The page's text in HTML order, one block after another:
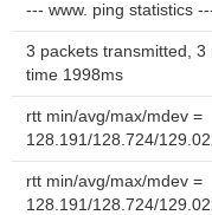
--- www. ping statistics
3 packets transmitted, 3
time 1998ms
rtt min/avg/max/mdev =
128.191/128.724/
rtt min/avg/max/mdev =
128.191/128.724/